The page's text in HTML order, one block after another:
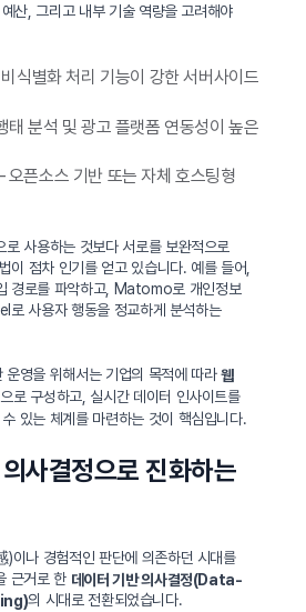
산, 그리고 내부 기술 역량을 고려해야
식별화 처리 기능이 강한 서버사이드
태 분석 및 광고 플랫폼 연동성이 높은
오픈소스 기반 또는 자체 호스팅형
사용하는 것보다 서로를 보완적으로
이 점차 인기를 얻고 있습니다. 예를 들어,
로를 파악하고, Matomo로 개인정보
로 사용자 행동을 정교하게 분석하는
운영을 위해서는 기업의 목적에 따라웹
로 구성하고, 실시간 데이터 인사이트를
있는 체계를 마련하는 것이 핵심입니다.
사결정으로 진화하는
)이나 경험적인 판단에 의존하던 시대를
근거로 한 데이터 기반 의사결정(Data-
의 시대로 전환되었습니다.